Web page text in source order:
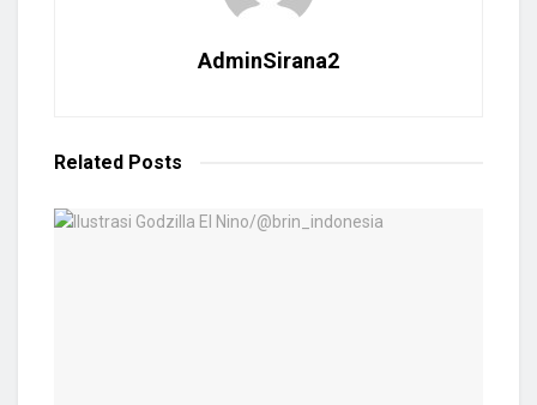
AdminSirana2
Related Posts